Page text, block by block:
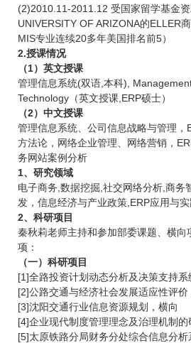
(2)2010.11-2011.12 受国家留学基金
UNIVERSITY OF ARIZONA的ELLER
MIS专业连续20多年美国排名前5）
2.授课情况
（1）英文授课
管理信息系统(双语,本科),
Technology（英文授课,ERP硕士）
（2）中文授课
管理信息系统、公司信息战略与管理，
方法论，网络企业管理、网络营销，
务网站案例分析
1、研究领域
电子商务,数据挖掘,社交网络分析,商务
发，信息经济与产业政策,ERP应用与
2、科研项目
秦秋莉老师主持和参加部委课题、横向
项：
（一）科研项目
[1]全路投资计划动态分析及决策支持系
[2]公路交通与经济社会发展适应性评价
[3]沈阳交通行业信息资源规划，横向
[4]企业现代制度管理理念及治理机制的
[5]太原铁路分局财务分处综合信息分